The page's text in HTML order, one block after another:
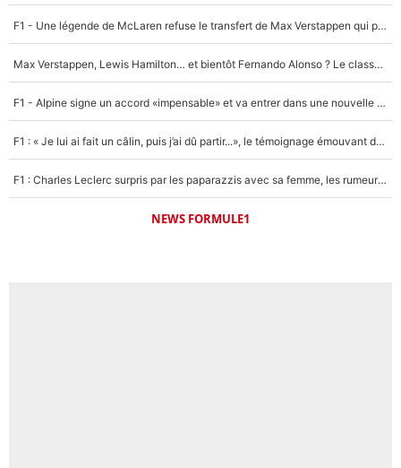
F1 - Une légende de McLaren refuse le transfert de Max Verstappen qui pourrait «faire des vagues» et plomber l'ambiance dans l'équipe
Max Verstappen, Lewis Hamilton… et bientôt Fernando Alonso ? Le classement des pilotes les mieux payés en Formule 1 risque de changer !
F1 - Alpine signe un accord «impensable» et va entrer dans une nouvelle dimension : Grande nouvelle pour Pierre Gasly !
F1 : « Je lui ai fait un câlin, puis j’ai dû partir...», le témoignage émouvant de Max Verstappen sur sa fille
F1 : Charles Leclerc surpris par les paparazzis avec sa femme, les rumeurs étaient vraies !
NEWS FORMULE1